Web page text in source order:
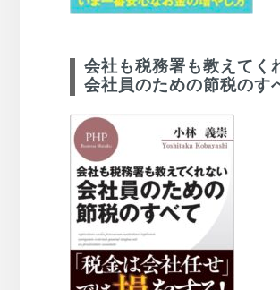
会社も税務署も教えてく
会社員のための節税のす